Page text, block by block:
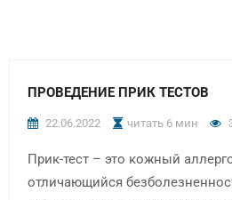
ПРОВЕДЕНИЕ ПРИК ТЕСТОВ
22.06.2022 читать 6 мин
Прик-тест – это кожный
отличающийся